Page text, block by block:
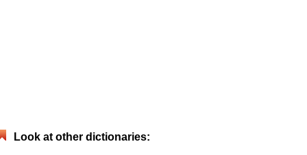
Look at other dictionaries: